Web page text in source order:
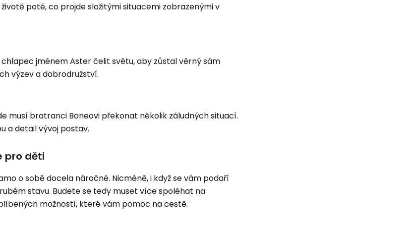
poté, co projde složitými situacemi zobrazenými v
jménem Aster čelit světu, aby zůstal věrný sám
výzev a dobrodružství.
musí bratranci Boneovi překonat několik záludných situací.
a detail vývoj postav.
pro děti
o sobě docela náročné. Nicméně, i když se vám podaří
stavu. Budete se tedy muset více spoléhat na
možností, které vám pomoc na cestě.